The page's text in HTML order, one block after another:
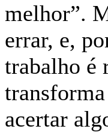
melhor”.
errar, e,
trabalho é
acertar